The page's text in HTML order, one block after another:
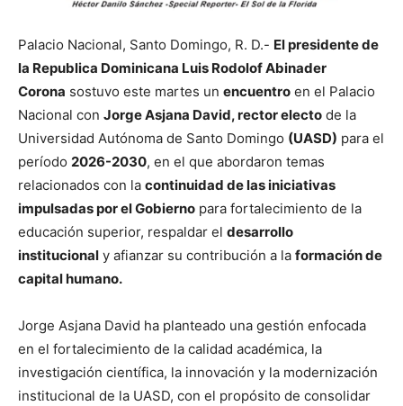
Palacio Nacional, Santo Domingo, R. D.- El presidente de
la Republica Dominicana Luis Rodolof Abinader
Corona sostuvo este martes un encuentro en el Palacio
Nacional con Jorge Asjana David, rector electo de la
Universidad Autónoma de Santo Domingo (UASD) para el
período 2026-2030, en el que abordaron temas
relacionados con la continuidad de las iniciativas
impulsadas por el Gobierno para fortalecimiento de la
educación superior, respaldar el desarrollo
institucional y afianzar su contribución a la formación de
capital humano.
Jorge Asjana David ha planteado una gestión enfocada
en el fortalecimiento de la calidad académica, la
investigación científica, la innovación y la modernización
institucional de la UASD, con el propósito de consolidar